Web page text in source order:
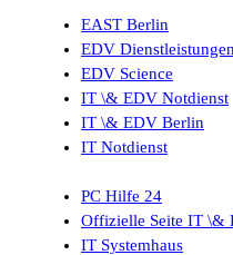
EAST Berlin
EDV
EDV Science
IT \& EDV Notdienst
IT \& EDV Berlin
IT Notdienst
PC Hilfe 24
Offizielle Seite IT \&
IT Systemhaus